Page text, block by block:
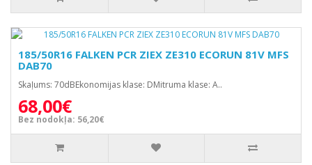
185/50R16 FALKEN PCR ZIEX ZE310 ECORUN 81V MFS
DAB70
Skaļums: 70dBEkonomijas klase: DMitruma klase: A..
68,00€
Bez nodokļa: 56,20€